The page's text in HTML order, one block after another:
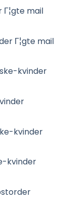
mail
Г¦gte mail
kvinder
kvinder
kvinder